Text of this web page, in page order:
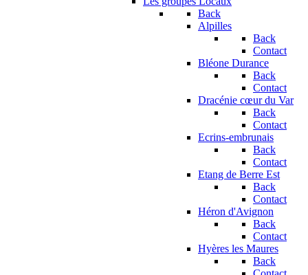
Back
Alpilles
Back
Contact
Bléone Durance
Back
Contact
Dracénie cœur du Var
Back
Contact
Ecrins-embrunais
Back
Contact
Etang de Berre Est
Back
Contact
Héron d'Avignon
Back
Contact
Hyères les Maures
Back